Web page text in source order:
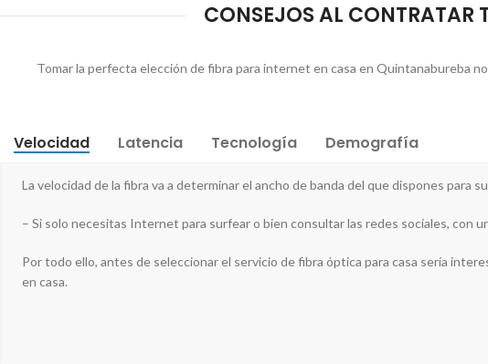
CONSEJOS AL
Tomar la perfecta elección de fibra para internet en casa en Quintanabureba
Velocidad Latencia Tecnología Demografía
La velocidad de la fibra va a determinar el ancho de banda del que dispones para
– Si solo necesitas Internet para surfear o bien consultar las redes sociales, con
Por todo ello, antes de seleccionar el servicio de fibra óptica para casa sería
en casa.